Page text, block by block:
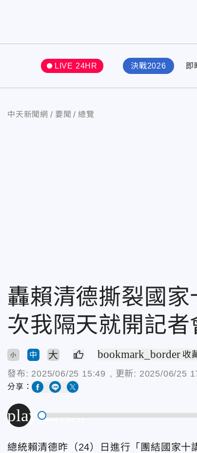
LIVE 24HR 決戰2026 即
中天新聞網 要聞 總覽
轟賴清德撕裂國
次我隔天就開記者
小 中 大 bookmark_border 收
發布: 2025/06/25 15:49 , 更新: 2025/06/25
分享：
play_arrow
總統賴清德昨（24）日進行「團結國家十